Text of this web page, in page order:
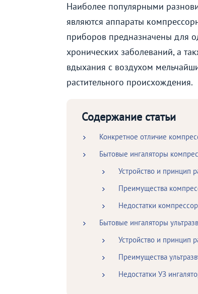
Наиболее популярными
являются аппараты
приборов предназначены для
хронических заболеваний, а
вдыхания с воздухом
растительного происхождения.
Содержание статьи
Конкретное отличие
Бытовые ингаляторы
Устройство и принцип
Преимущества
Недостатки
Бытовые ингаляторы
Устройство и принцип
Преимущества
Недостатки УЗ